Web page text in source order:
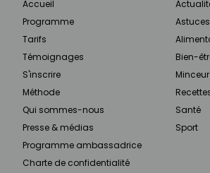
Accueil
Programme
Tarifs
Témoignages
S'inscrire
Méthode
Qui sommes-nous
Presse & médias
Programme ambassadrice
Charte de confidentialité
Bien-
Minceur
Santé
Sport